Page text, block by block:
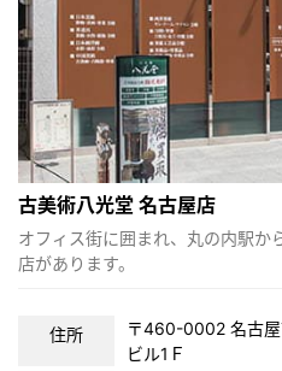
古美術八光堂 名古屋店
オフィス街に囲まれ、丸の内駅か
店があります。
住所
〒460-0002 名古
ビル1Ｆ